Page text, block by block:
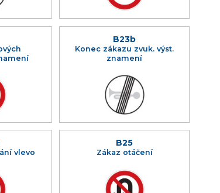
B23b
Konec zákazu zvuk. výst.
znamení
vlevo
B25
Zákaz otáčení